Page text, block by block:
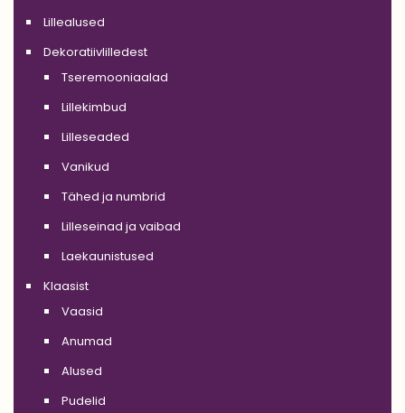
Lillealused
Dekoratiivlilledest
Tseremooniaalad
Lillekimbud
Lilleseaded
Vanikud
Tähed ja numbrid
Lilleseinad ja vaibad
Laekaunistused
Klaasist
Vaasid
Anumad
Alused
Pudelid